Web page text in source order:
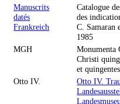
Manuscrits
datés
Frankreich
Catalogue
des
C. Samaran
1985
MGH
Monumenta
Christi
et
Otto IV.
Otto IV.